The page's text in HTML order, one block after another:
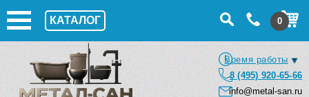
КАТАЛОГ 0
Время работы
8 (495) 920-65-66
info@metal-san.ru